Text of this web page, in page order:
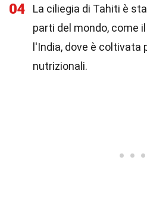
04
La ciliegia di Tahiti è
parti del mondo, come
l'India, dove è coltivata
nutrizionali.